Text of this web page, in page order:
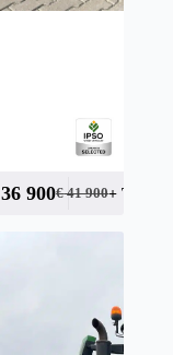
€41 900
36 900 + TVA